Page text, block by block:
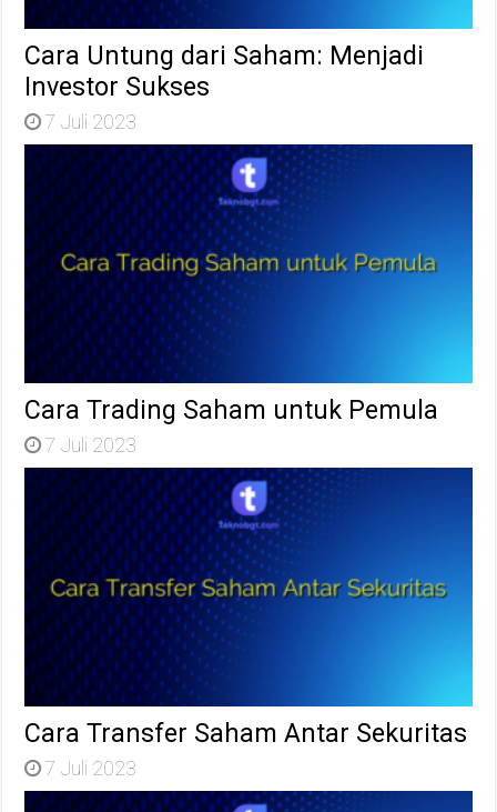
Cara Untung dari Saham: Menjadi
Investor Sukses
7 Juli 2023
Cara Trading Saham untuk Pemula
7 Juli 2023
Cara Transfer Saham Antar Sekuritas
7 Juli 2023